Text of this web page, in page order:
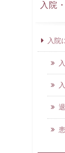
⼊院
入院